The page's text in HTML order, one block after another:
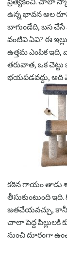
ఉన్న భావన అల
బాగుండేది, బస
వంటివి ఏవి? ఈ
ఉత్తమ ఎంపిక ఇది,
తరువాత, ఒక
భయపడవద్దు, అది
కఠిన గాయం తాడు
తీసుకుంటుంది
జతచేయవచ్చు, కానీ
చాలా పెద్ద
నుంచి దూరంగా